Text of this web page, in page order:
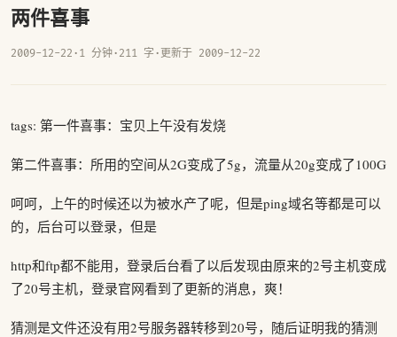
两件喜事
2009-12-22 · 1 分钟· 211 字 · 更新于 2009-12-22
tags: 第一件喜事：宝贝上午没有发烧
第二件喜事：所用的空间从2G变成了5g，流量从20g变成了100G
呵呵，上午的时候还以为被水产了呢，但是ping域名等都是可以
的，后台可以登录，但是
http和ftp都不能用，登录后台看了以后发现由原来的2号主机变成
了20号主机，登录官网看到了更新的消息，爽！
猜测是文件还没有用2号服务器转移到20号，随后证明我的猜测